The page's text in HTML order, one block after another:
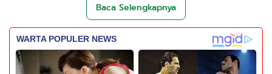
Baca Selengkapnya